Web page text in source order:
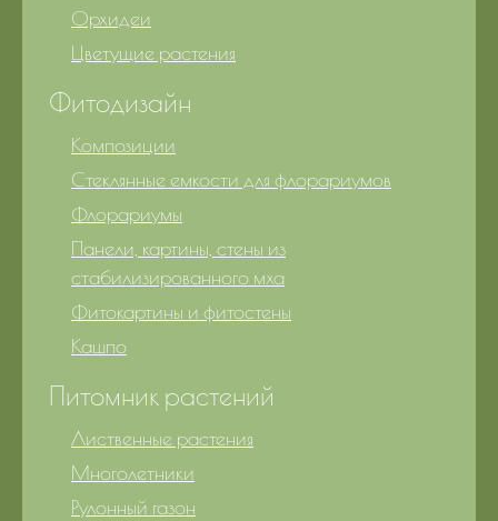
Орхидеи
Цветущие растения
Фитодизайн
Композиции
Стеклянные емкости для флорариумов
Флорариумы
Панели, картины, стены из
стабилизированного мха
Фитокартины и фитостены
Кашпо
Питомник растений
Лиственные растения
Многолетники
Рулонный газон